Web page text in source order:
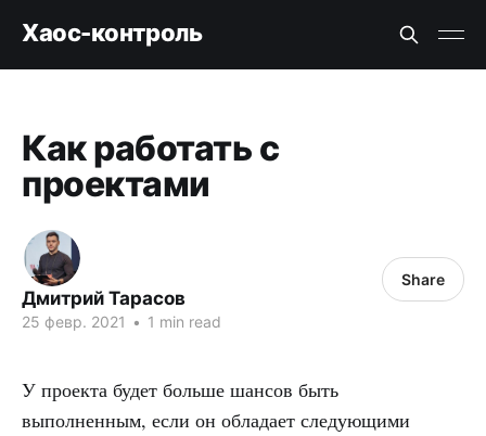
Хаос-контроль
Как работать с
проектами
Дмитрий Тарасов
25 февр. 2021 • 1 min read
Share
У проекта будет больше шансов быть
выполненным, если он обладает следующими